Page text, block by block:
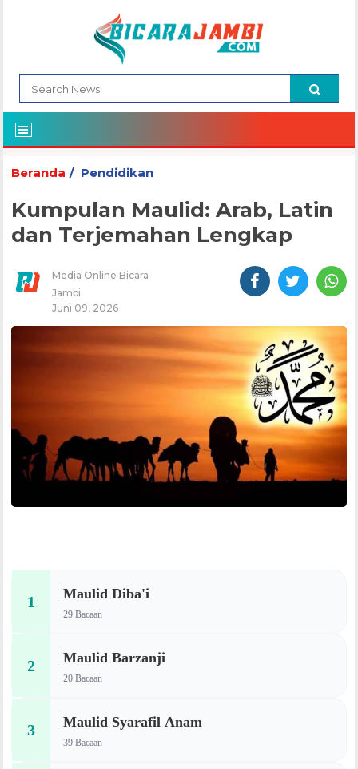
Beranda Pendidikan
Kumpulan Maulid: Arab, Latin
dan Terjemahan Lengkap
Media Online Bicara
Jambi
Juni 09, 2026
1 Maulid Diba'i
29 Bacaan
2 Maulid Barzanji
20 Bacaan
3 Maulid Syarafil Anam
39 Bacaan